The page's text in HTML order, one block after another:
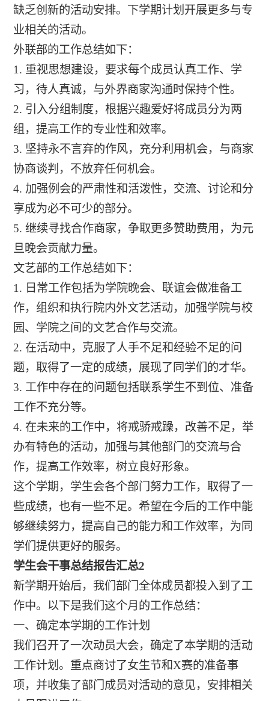
缺乏创新的活动安排。下学期计划开展更多与专
业相关的活动。
外联部的工作总结如下：
1. 重视思想建设，要求每个成员认真工作、学
习，待人真诚，与外界商家沟通时保持个性。
2. 引入分组制度，根据兴趣爱好将成员分为两
组，提高工作的专业性和效率。
3. 坚持永不言弃的作风，充分利用机会，与商家
协商谈判，不放弃任何机会。
4. 加强例会的严肃性和活泼性，交流、讨论和分
享成为必不可少的部分。
5. 继续寻找合作商家，争取更多赞助费用，为元
旦晚会贡献力量。
文艺部的工作总结如下：
1. 日常工作包括为学院晚会、联谊会做准备工
作，组织和执行院内外文艺活动，加强学院与校
园、学院之间的文艺合作与交流。
2. 在活动中，克服了人手不足和经验不足的问
题，取得了一定的成绩，展现了同学们的才华。
3. 工作中存在的问题包括联系学生不到位、准备
工作不充分等。
4. 在未来的工作中，将戒骄戒躁，改善不足，举
办有特色的活动，加强与其他部门的交流与合
作，提高工作效率，树立良好形象。
这个学期，学生会各个部门努力工作，取得了一
些成绩，也有一些不足。希望在今后的工作中能
够继续努力，提高自己的能力和工作效率，为同
学们提供更好的服务。
学生会干事总结报告汇总2
新学期开始后，我们部门全体成员都投入到了工
作中。以下是我们这个月的工作总结：
一、确定本学期的工作计划
我们召开了一次动员大会，确定了本学期的活动
工作计划。重点商讨了女生节和X赛的准备事
项，并收集了部门成员对活动的意见，安排相关